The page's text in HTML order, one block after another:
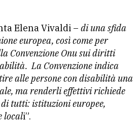
Elena Vivaldi – di una sfida
europea, così come per
Convenzione Onu sui diritti
La Convenzione indica
alle persone con disabilità una
ma renderli effettivi richiede
tutti: istituzioni europee,
locali”.